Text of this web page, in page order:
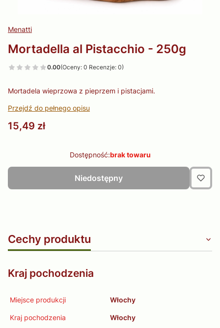
Menatti
Mortadella al Pistacchio - 250g
0.00(Oceny: 0 Recenzje: 0)
Mortadela wieprzowa z pieprzem i pistacjami.
Przejdź do pełnego opisu
Cena
15,49 zł
Dostępność:brak towaru
Niedostępny
Cechy produktu
Kraj pochodzenia
Miejsce produkcji Włochy
Kraj pochodzenia Włochy